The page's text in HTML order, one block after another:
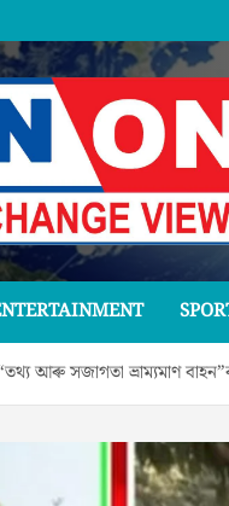
আৰু সজাগতা ভ্ৰাম্যমাণ